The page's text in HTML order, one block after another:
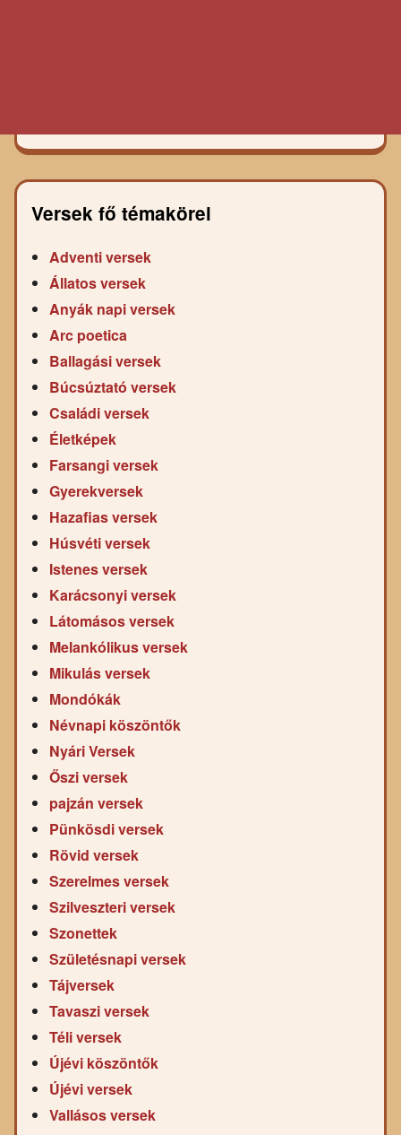
Versek fő témakörei
Adventi versek
Állatos versek
Anyák napi versek
Arc poetica
Ballagási versek
Búcsúztató versek
Családi versek
Életképek
Farsangi versek
Gyerekversek
Hazafias versek
Húsvéti versek
Istenes versek
Karácsonyi versek
Látomásos versek
Melankólikus versek
Mikulás versek
Mondókák
Névnapi köszöntők
Nyári Versek
Őszi versek
pajzán versek
Pünkösdi versek
Rövid versek
Szerelmes versek
Szilveszteri versek
Szonettek
Születésnapi versek
Tájversek
Tavaszi versek
Téli versek
Újévi köszöntők
Újévi versek
Vallásos versek